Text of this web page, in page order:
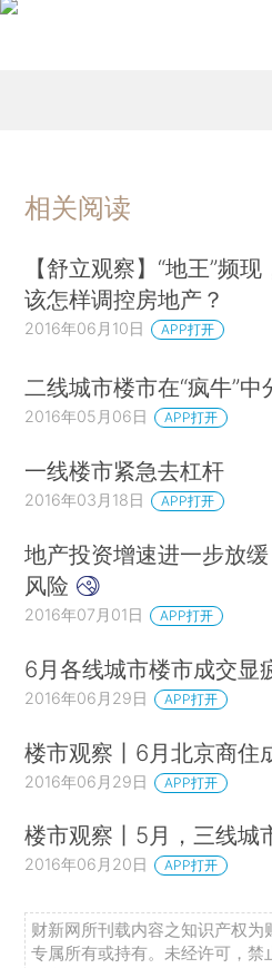
相关阅读
【舒立观察】“地王”频现
该怎样调控房地产？
2016年06月10日 APP打开
二线城市楼市在“疯牛”中
2016年05月06日 APP打开
一线楼市紧急去杠杆
2016年03月18日 APP打开
地产投资增速进一步放
风险
2016年07月01日 APP打开
6月各线城市楼市成交显
2016年06月29日 APP打开
楼市观察丨6月北京商住
2016年06月29日 APP打开
楼市观察丨5月，三线城
2016年06月20日 APP打开
财新网所刊载内容之知识产权为
专属所有或持有。未经许可，禁